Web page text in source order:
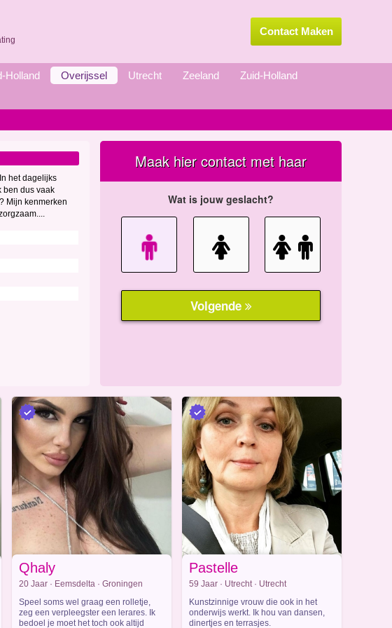
Contact Maken
Holland Overijssel Utrecht Zeeland
Zuid-Holland
het dagelijks
ben dus vaak
Mijn kenmerken
Qhaly
20 Jaar · Eemsdelta · Groningen
Speel soms wel graag een rolletje,
zeg een verpleegster een lerares. Ik
bedoel je moet het toch ook altijd
Pastelle
59 Jaar · Utrecht · Utrecht
Kunstzinnige vrouw die ook in het
onderwijs werkt. Ik hou van dansen,
dinertjes en terrasjes.